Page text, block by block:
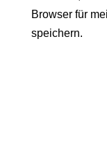
Browser für
speichern.